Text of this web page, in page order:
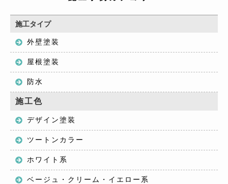
施工タイプ
外壁塗装
屋根塗装
防水
施工色
デザイン塗装
ツートンカラー
ホワイト系
ベージュ・クリーム・イエロー系